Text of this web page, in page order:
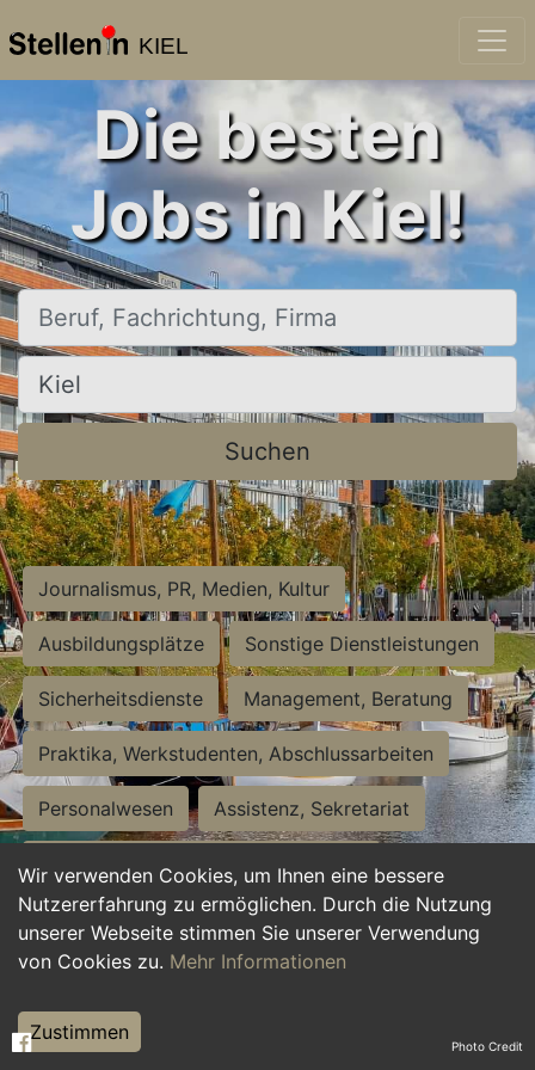
KIEL
Wir verwenden Cookies, um Ihnen eine bessere
Nutzererfahrung zu ermöglichen. Durch die Nutzung
unserer Webseite stimmen Sie unserer Verwendung
von Cookies zu. Mehr Informationen
Zustimmen
Die besten
Jobs in Kiel!
Beruf, Fachrichtung, Firma
Ort, Stadt
Suchen
Journalismus, PR, Medien, Kultur
Ausbildungsplätze Sonstige Dienstleistungen
Sicherheitsdienste Management, Beratung
Praktika, Werkstudenten, Abschlussarbeiten
Personalwesen Assistenz, Sekretariat
Hilfskräfte, Aushilfs- und Nebenjobs
Einkauf, Logistik, Materialwirtschaft
Weiterbildung, Studium, duale Ausbildung
Tourismus
Photo Credit